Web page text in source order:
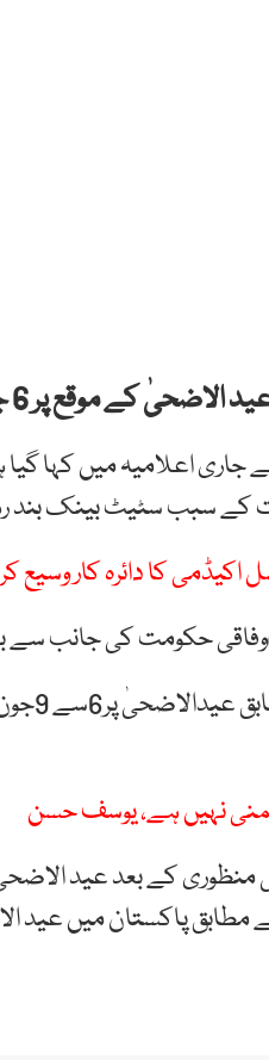
پر 6 جون سے 9 جون تک بند رہے گا۔
کے سبب سٹیٹ بینک بند
کا دائرہ کار وسیع
حکومت کی جانب سے
نہیں ہے، یوسف حسن
منظوری کے بعد عید
میں عید الاضحیٰ 7 جون بروز